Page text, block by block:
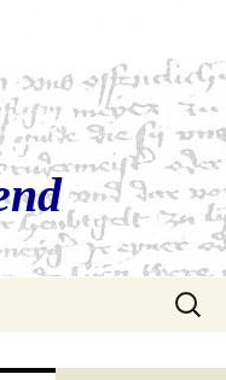
Suchen
nach: